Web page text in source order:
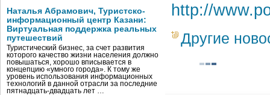
Наталья Абрамович, Туристско-
информационный центр Казани:
Виртуальная поддержка реальных
путешествий
Туристический бизнес, за счет развития
которого качество жизни населения должно
повышаться, хорошо вписывается в
концепцию «умного города». К тому же
уровень использования информационных
технологий в данной отрасли за последние
пятнадцать-двадцать лет …
http://
Другие